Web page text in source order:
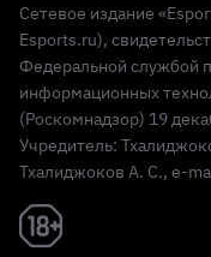
Сетевое издание
Esports.ru),
Федеральной службой
информационных
(Роскомнадзор) 19
Учредитель:
Тхалиджоков А. С., e-